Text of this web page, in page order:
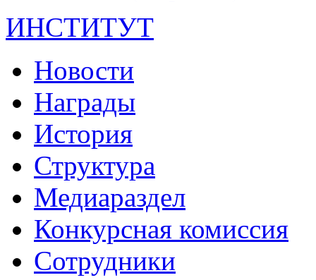
ИНСТИТУТ
Новости
Награды
История
Структура
Медиараздел
Конкурсная комиссия
Сотрудники